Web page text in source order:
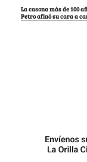
La casona más de 100
Petro afinó su cara a